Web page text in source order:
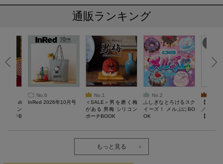
通販ランキング
di
ティン
ポーチB
No.6
InRed 2026年10月号
No.1
＜SALE＞男を磨く梅
がある 男梅 シリコン
ポーチBOOK
No.2
ふしぎなとろけるスク
イーズ！ メルぷにBO
OK
【
／Lサイ
【一般
ウェア
もっと見る